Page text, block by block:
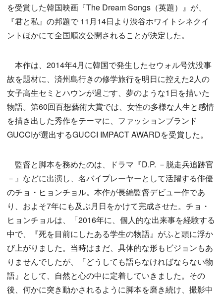
を受賞した韓国映画『The Dream Songs（英題）』が、
『君と私』の邦題で 11月14日より渋谷ホワイトシネクイ
ントほかにて全国順次公開されることが決定した。
本作は、2014年4月に韓国で発生したセウォル号沈没事
故を題材に、済州島行きの修学旅行を明日に控えた2人の
女子高生セミとハウンが過ごす、夢のような1日を描いた
物語。第60回百想藝術大賞では、女性の多様な人生と感情
を描き出した秀作をテーマに、ファッションブランド
GUCCIが選出するGUCCI IMPACT AWARDを受賞した。
監督と脚本を務めたのは、ドラマ『D.P. －脱走兵追跡官
－』などに出演し、名バイプレーヤーとして活躍する俳優
のチョ・ヒョンチョル。本作が長編監督デビュー作であ
り、およそ7年にも及ぶ月日をかけて完成させた。チョ・
ヒョンチョルは、「2016年に、個人的な出来事を経験する
中で、『死を目前にしたある学生の物語』がふと頭に浮か
び上がりました。当時はまだ、具体的な形もビジョンもあ
りませんでしたが、『どうしても語らなければならない物
語』として、自然と心の中に定着していきました。その
後、何かに突き動かされるように脚本を磨き続け、撮影中